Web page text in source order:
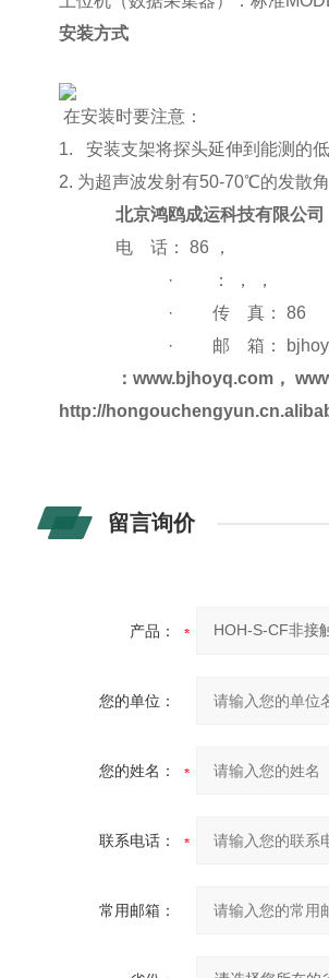
安装方式
在安装时要注意：
1.
安装支架将探头延伸到能测的低
2. 为超声波发射有50-70℃的发散
北京鸿鸥成运科技有限公司
电 话： 86 ，
·
： ， ，
·传 真： 86
· 邮 箱：
：www.bjhoyq.com，
http://
留言询价
产品：
您的单位：
您的姓名：
联系电话：
常用邮箱：